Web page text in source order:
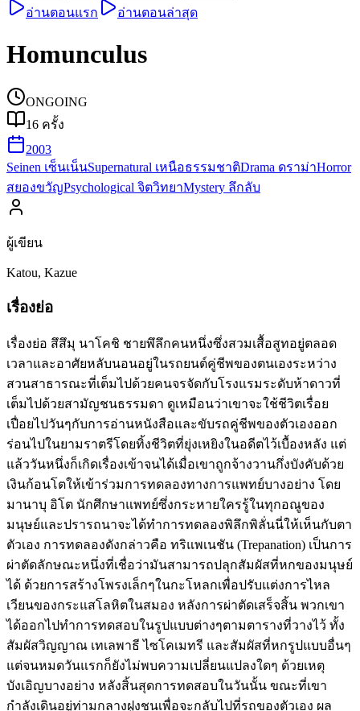
อ่านตอนแรก อ่านตอนล่าสุด
Homunculus
ONGOING
16 ครั้ง
2003
Seinen เซ็นเน็นSupernatural เหนือธรรมชาติDrama ดราม่าHorror
สยองขวัญPsychological จิตวิทยาMystery ลึกลับ
ผู้เขียน
Katou, Kazue
เรื่องย่อ
เรื่องย่อ สึสึมุ นาโคชิ ชายพึลึกคนหนึ่งซึ่งสวมเสื้อสูทอยู่ตลอด
เวลาและอาศัยหลับนอนอยู่ในรถยนต์คู่ชีพของตนเองระหว่าง
สวนสาธารณะที่เต็มไปด้วยคนจรจัดกับโรงแรมระดับห้าดาวที่
เต็มไปด้วยสามัญชนธรรมดา ดูเหมือนว่าเขาจะใช้ชีวิตเรื่อย
เปื่อยไปวันๆกับการอ่านหนังสือและขับรถคู่ชีพของตัวเองออก
ร่อนไปในยามราตรีโดยทิ้งชีวิตที่ยุ่งเหยิงในอดีตไว้เบื้องหลัง แต่
แล้ววันหนึ่งก็เกิดเรื่องเข้าจนได้เมื่อเขาถูกจ้างวานกึ่งบังคับด้วย
เงินก้อนโตให้เข้าร่วมการทดลองทางการแพทย์บางอย่าง โดย
มานาบุ อิโต นักศึกษาแพทย์ซึ่งกระหายใครรู้ในทุกอณูของ
มนุษย์และปรารถนาจะได้ทำการทดลองพิลึกพิลั่นนี่ให้เห็นกับตา
ตัวเอง การทดลองดังกล่าวคือ ทริแพเนชัน (Trepanation) เป็นการ
ผ่าตัดลักษณะหนึ่งที่เชื่อว่ามันสามารถปลุกสัมผัสที่หกของมนุษย์
ได้ ด้วยการสร้างโพรงเล็กๆในกะโหลกเพื่อปรับแต่งการไหล
เวียนของกระแสโลหิตในสมอง หลังการผ่าตัดเสร็จสิ้น พวกเขา
ได้ออกไปทำการทดสอบในรูปแบบต่างๆตามตารางที่วางไว้ ทั้ง
สัมผัสวิญญาณ เทเลพาธี ไซโคเมทรี และสัมผัสที่หกรูปแบบอื่นๆ
แต่จนหมดวันแรกก็ยังไม่พบความเปลี่ยนแปลงใดๆ ด้วยเหตุ
บังเอิญบางอย่าง หลังสิ้นสุดการทดสอบในวันนั้น ขณะที่เขา
กำลังเดินอยู่ท่ามกลางฝูงชนเพื่อจะกลับไปที่รถของตัวเอง ผล